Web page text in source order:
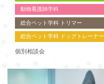
動物看護師学科
総合ペット学科 トリマー
総合ペット学科 ドッグトレーナー
個別相談会